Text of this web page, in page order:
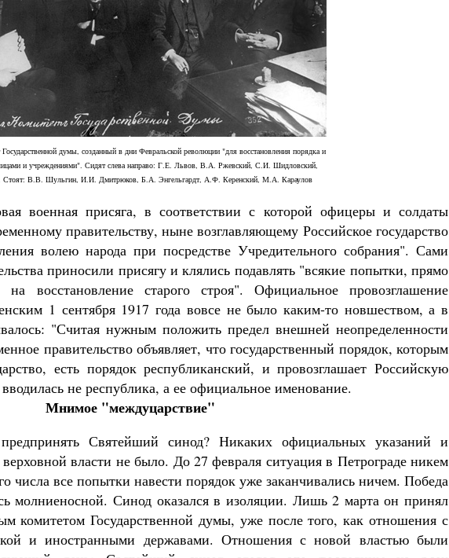
думы, созданный в дни Февральской революции "для восстановления порядка и
и учреждениями". Сидят слева направо: Г.Е. Львов, В.А. Ржевский, С.И. Шидловский,
В.В. Шульгин, И.И. Дмитрюков, Б.А. Энгельгардт, А.Ф. Керенский, М.А. Караулов
военная присяга, в соответствии с которой офицеры и солдаты
правительству, ныне возглавляющему Российское государство
волею народа при посредстве Учредительного собрания". Сами
приносили присягу и клялись подавлять "всякие попытки, прямо
восстановление старого строя". Официальное провозглашение
1 сентября 1917 года вовсе не было каким-то новшеством, а в
"Считая нужным положить предел внешней неопределенности
правительство объявляет, что государственный порядок, которым
есть порядок республиканский, и провозглашает Российскую
не республика, а ее официальное именование.
Мнимое "междуцарствие"
Святейший синод? Никаких официальных указаний и
власти не было. До 27 февраля ситуация в Петрограде никем
числа все попытки навести порядок уже заканчивались ничем. Победа
молниеносной. Синод оказался в изоляции. Лишь 2 марта он принял
комитетом Государственной думы, уже после того, как отношения с
и иностранными державами. Отношения с новой властью были